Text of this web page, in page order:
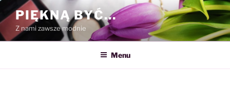
Przejdź
do
treści
PIĘKNĄ BYĆ…
Z nami zawsze modnie
Menu